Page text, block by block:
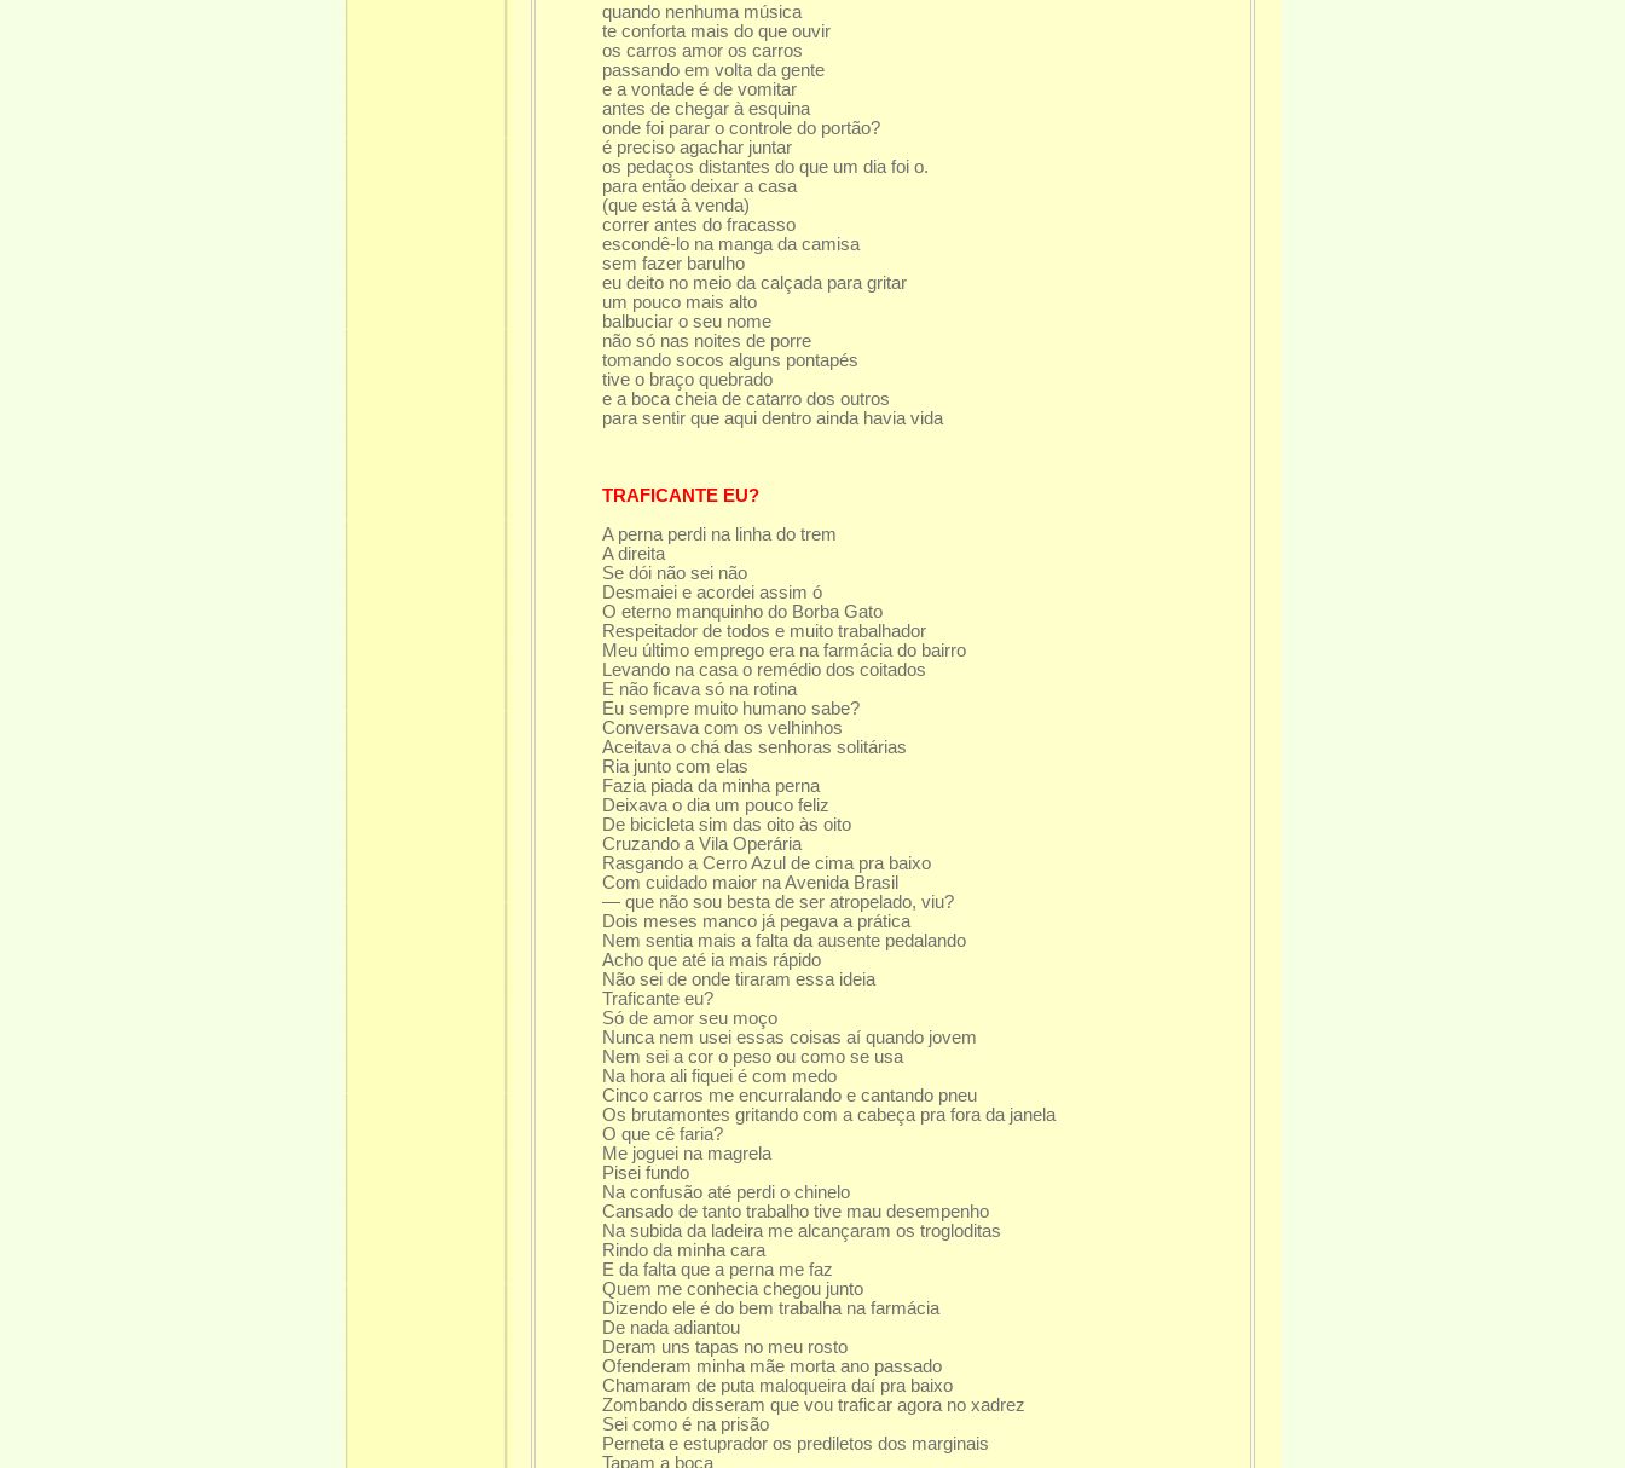
quando nenhuma música
te conforta mais do que ouvir
os carros amor os carros
passando em volta da gente
e a vontade é de vomitar
antes de chegar à esquina
onde foi parar o controle do portão?
é preciso agachar juntar
os pedaços distantes do que um dia foi o.
para então deixar a casa
(que está à venda)
correr antes do fracasso
escondê-lo na manga da camisa
sem fazer barulho
eu deito no meio da calçada para gritar
um pouco mais alto
balbuciar o seu nome
não só nas noites de porre
tomando socos alguns pontapés
tive o braço quebrado
e a boca cheia de catarro dos outros
para sentir que aqui dentro ainda havia vida
TRAFICANTE EU?
A perna perdi na linha do trem
A direita
Se dói não sei não
Desmaiei e acordei assim ó
O eterno manquinho do Borba Gato
Respeitador de todos e muito trabalhador
Meu último emprego era na farmácia do bairro
Levando na casa o remédio dos coitados
E não ficava só na rotina
Eu sempre muito humano sabe?
Conversava com os velhinhos
Aceitava o chá das senhoras solitárias
Ria junto com elas
Fazia piada da minha perna
Deixava o dia um pouco feliz
De bicicleta sim das oito às oito
Cruzando a Vila Operária
Rasgando a Cerro Azul de cima pra baixo
Com cuidado maior na Avenida Brasil
— que não sou besta de ser atropelado, viu?
Dois meses manco já pegava a prática
Nem sentia mais a falta da ausente pedalando
Acho que até ia mais rápido
Não sei de onde tiraram essa ideia
Traficante eu?
Só de amor seu moço
Nunca nem usei essas coisas aí quando jovem
Nem sei a cor o peso ou como se usa
Na hora ali fiquei é com medo
Cinco carros me encurralando e cantando pneu
Os brutamontes gritando com a cabeça pra fora da janela
O que cê faria?
Me joguei na magrela
Pisei fundo
Na confusão até perdi o chinelo
Cansado de tanto trabalho tive mau desempenho
Na subida da ladeira me alcançaram os trogloditas
Rindo da minha cara
E da falta que a perna me faz
Quem me conhecia chegou junto
Dizendo ele é do bem trabalha na farmácia
De nada adiantou
Deram uns tapas no meu rosto
Ofenderam minha mãe morta ano passado
Chamaram de puta maloqueira daí pra baixo
Zombando disseram que vou traficar agora no xadrez
Sei como é na prisão
Perneta e estuprador os prediletos dos marginais
Tapam a boca